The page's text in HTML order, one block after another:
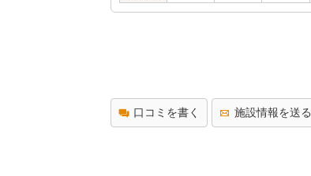
口コミを書く 施設情報を送る